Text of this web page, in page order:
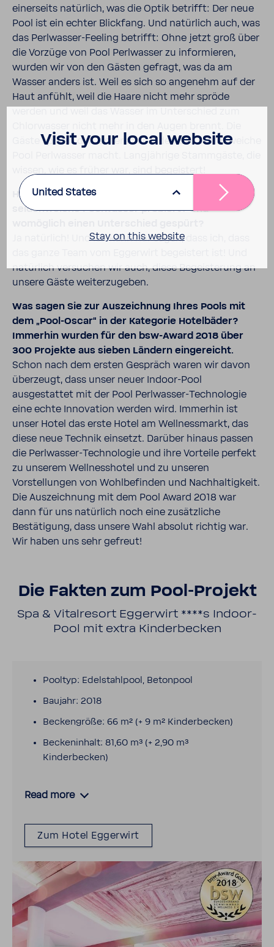
einerseits natürlich, was die Optik betrifft: Der neue
Pool ist ein echter Blickfang. Und natürlich auch, was
das Perlwasser-Feeling betrifft: Ohne jetzt groß über
die Vorzüge von Pool Perlwasser zu informieren,
wurden wir von den Gästen gefragt, was da am
Wasser anders ist. Weil es sich so angenehm auf der
Haut anfühlt, weil die Haare nicht mehr spröde
Gäste spüren den Unterschied, den das seidenweiche
Haben Sie selbst schon einmal den Sprung in das
seidenweiche Poolwasser probiert? Und
Ja natürlich! Und ich kann nur sagen, dass ich, dass
natürlich versuchen wir auch, diese Begeisterung an
unsere Gäste weiterzugeben.
Was sagen Sie zur Auszeichnung Ihres Pools mit
dem „Pool-Oscar“ in der Kategorie Hotelbäder?
Immerhin wurden für den bsw-Award 2018 über
300 Projekte aus sieben Ländern eingereicht.
Schon nach dem ersten Gespräch waren wir davon
überzeugt, dass unser neuer Indoor-Pool
ausgestattet mit der Pool Perlwasser-Technologie
eine echte Innovation werden wird. Immerhin ist
unser Hotel das erste Hotel am Wellnessmarkt, das
diese neue Technik einsetzt. Darüber hinaus passen
die Perlwasser-Technologie und ihre Vorteile perfekt
zu unserem Wellnesshotel und zu unseren
Vorstellungen von Wohlbefinden und Nachhaltigkeit.
Die Auszeichnung mit dem Pool Award 2018 war
dann für uns natürlich noch eine zusätzliche
Bestätigung, dass unsere Wahl absolut richtig war.
Wir haben uns sehr gefreut!
Die Fakten zum Pool-Projekt
Spa & Vitalresort Eggerwirt ****s Indoor-
Pool mit extra Kinderbecken
Pooltyp: Edelstahlpool, Betonpool
Baujahr: 2018
Beckengröße: 66 m² (+ 9 m² Kinderbecken)
Beckeninhalt: 81,60 m³ (+ 2,90 m³
Kinderbecken)
Read more
Zum Hotel Eggerwirt
Visit your local website
United States
Stay on this website